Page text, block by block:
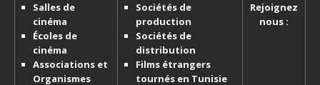
Salles de
cinéma
Écoles de
cinéma
Associations et
Organismes
Sociétés de
production
Sociétés de
distribution
Films étrangers
tournés en Tunisie
Rejoignez
nous :